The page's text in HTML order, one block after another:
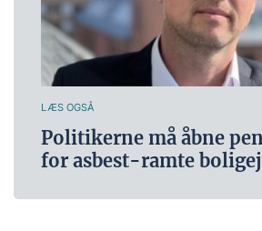
LÆS OGSÅ
Politikerne må åbne
for asbest-ramte